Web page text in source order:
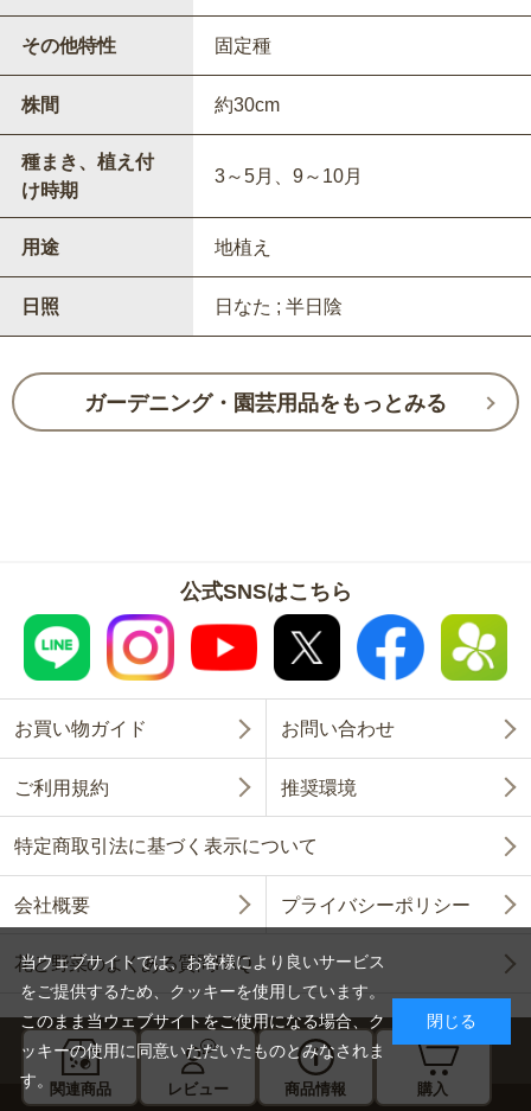
関連商品 レビュー 商品情報 購入
その他特性 固定種
株間 約30cm
種まき、植え付
け時期
3～5月、9～10月
用途 地植え
日照 日なた ; 半日陰
ガーデニング・園芸用品をもっとみる
公式SNSはこちら
お買い物ガイド お問い合わせ
ご利用規約 推奨環境
特定商取引法に基づく表示について
会社概要 プライバシーポリシー
花と野菜のよくある質問FAQ
Copyright © SAKATA SEED CORPORATION All Rights Reserved.
当ウェブサイトでは、お客様により良いサービス
をご提供するため、クッキーを使用しています。
このまま当ウェブサイトをご使用になる場合、ク
ッキーの使用に同意いただいたものとみなされま
す。
閉じる